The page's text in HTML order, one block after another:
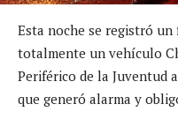
Esta noche se registró
totalmente un vehículo
Periférico de la Juventud
que generó alarma y